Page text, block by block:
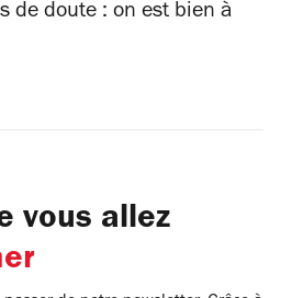
de doute : on est bien à
vous allez